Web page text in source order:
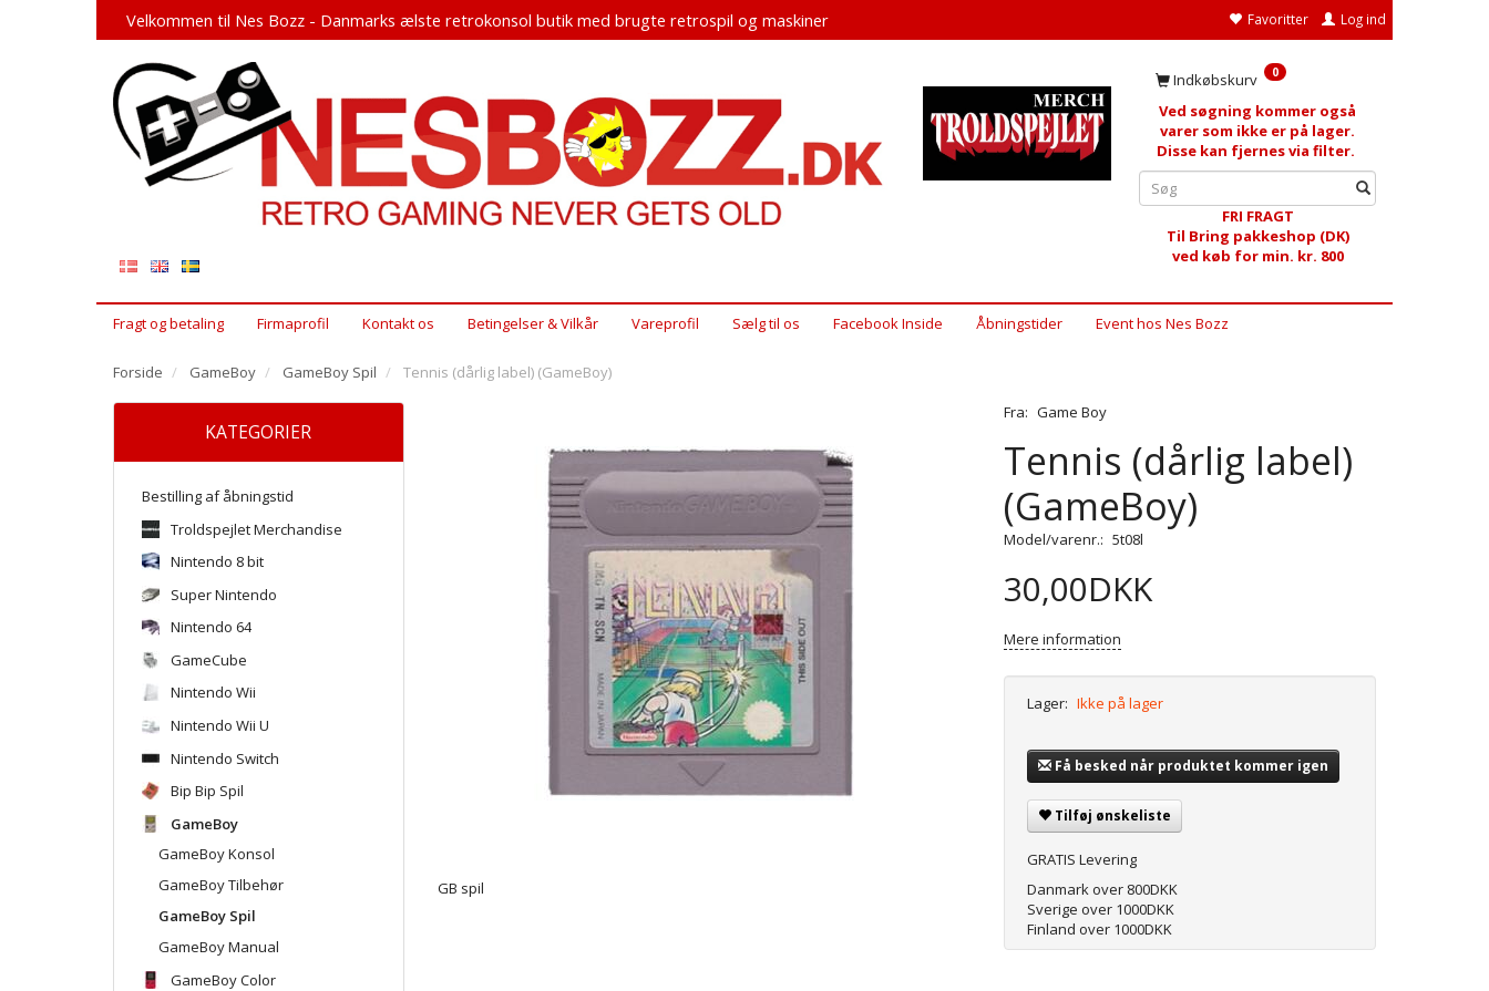
Favoritter Log ind
Velkommen til Nes Bozz - Danmarks ælste retrokonsol butik med brugte retrospil og maskiner
Indkøbskurv 0
Ved søgning kommer også
varer som ikke er på lager.
Disse kan fjernes via filter.
FRI FRAGT
Til Bring pakkeshop (DK)
ved køb for min. kr. 800
Fragt og betaling Firmaprofil Kontakt os Betingelser & Vilkår Vareprofil Sælg til os Facebook Inside Åbningstider Event hos Nes Bozz
Forside GameBoy GameBoy Spil Tennis (dårlig label) (GameBoy)
KATEGORIER
Bestilling af åbningstid
Troldspejlet Merchandise
Nintendo 8 bit
Super Nintendo
Nintendo 64
GameCube
Nintendo Wii
Nintendo Wii U
Nintendo Switch
Bip Bip Spil
GameBoy
GameBoy Konsol
GameBoy Tilbehør
GameBoy Spil
GameBoy Manual
GameBoy Color
GB spil
Fra: Game Boy
Tennis (dårlig label)
(GameBoy)
Model/varenr.: 5t08l
30,00DKK
Mere information
Lager: Ikke på lager
Få besked når produktet kommer igen
Tilføj ønskeliste
GRATIS Levering
Danmark over 800DKK
Sverige over 1000DKK
Finland over 1000DKK